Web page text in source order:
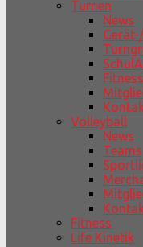
Turnen
News
Volleyball
News
Teams
Fitness
Life Kinetik